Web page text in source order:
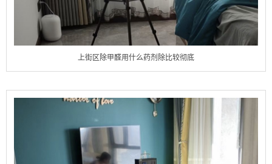
上街区除甲醛用什么药剂除比较彻底